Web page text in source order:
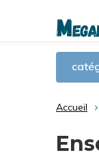
Accueil